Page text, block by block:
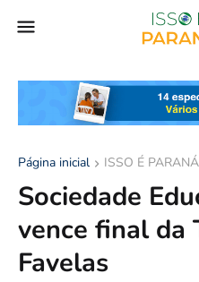
Página inicial ISSO É
Sociedade
vence final da
Favelas